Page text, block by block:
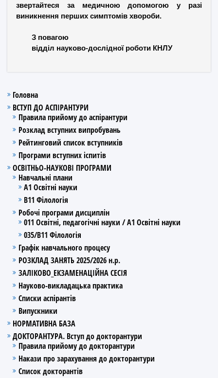
звертайтеся за медичною допомогою у разі
виникнення перших симптомів хвороби.
З повагою
відділ науково-дослідної роботи КНЛУ
Головна
ВСТУП ДО АСПІРАНТУРИ
Правила прийому до аспірантури
Розклад вступних випробувань
Рейтинговий список вступників
Програми вступних іспитів
ОСВІТНЬО-НАУКОВІ ПРОГРАМИ
Навчальні плани
А1 Освітні науки
В11 Філологія
Робочі програми дисциплін
011 Освітні, педагогічні науки / А1 Освітні науки
035/В11 Філологія
Графік навчального процесу
РОЗКЛАД ЗАНЯТЬ 2025/2026 н.р.
ЗАЛІКОВО_ЕКЗАМЕНАЦІЙНА СЕСІЯ
Науково-викладацька практика
Списки аспірантів
Випускники
НОРМАТИВНА БАЗА
ДОКТОРАНТУРА. Вступ до докторантури
Правила прийому до докторантури
Накази про зарахування до докторантури
Список докторантів